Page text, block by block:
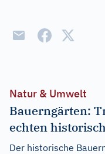
Natur & Umwelt
Bauerngärten:
echten
Der historische